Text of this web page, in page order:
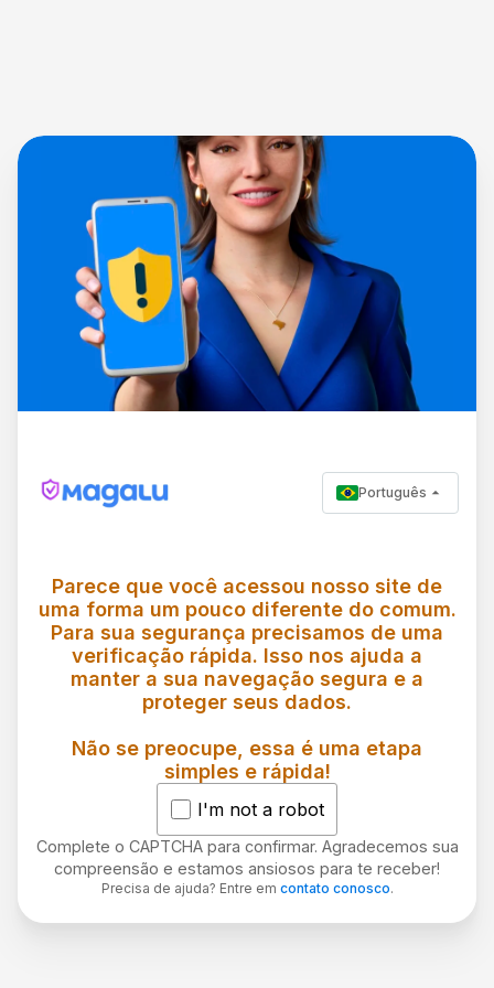
Português
Parece que você acessou nosso site de
uma forma um pouco diferente do comum.
Para sua segurança precisamos de uma
verificação rápida. Isso nos ajuda a
manter a sua navegação segura e a
proteger seus dados.
Não se preocupe, essa é uma etapa
simples e rápida!
I'm not a robot
Complete o CAPTCHA para confirmar. Agradecemos sua
compreensão e estamos ansiosos para te receber!
Precisa de ajuda? Entre em contato conosco.